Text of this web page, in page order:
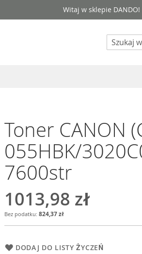
Witaj w sklepie DANDO!
Search
Toner CANON
055HBK/
7600str
1013,98 zł
824,37 zł
DODAJ DO LISTY ŻYCZEŃ